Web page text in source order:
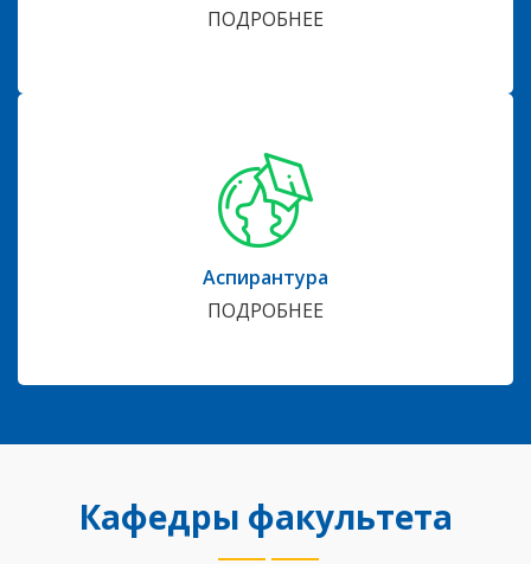
ПОДРОБНЕЕ
Аспирантура
ПОДРОБНЕЕ
Кафедры факультета